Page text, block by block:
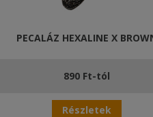
PECALÁZ HEXALINE X
890 Ft-tól
Részletek